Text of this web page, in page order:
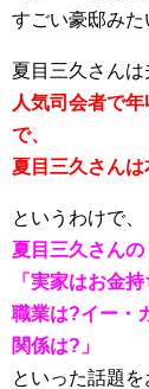
すごい豪邸みた
夏目三久さんは
人気司会者で
で、
夏目三久さんは
というわけで、
夏目三久さんの
「実家はお金
職業は?イー・
関係は?」
といった話題を